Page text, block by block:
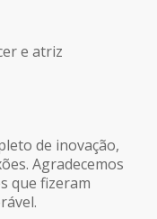
e atriz
de inovação,
Agradecemos
que fizeram